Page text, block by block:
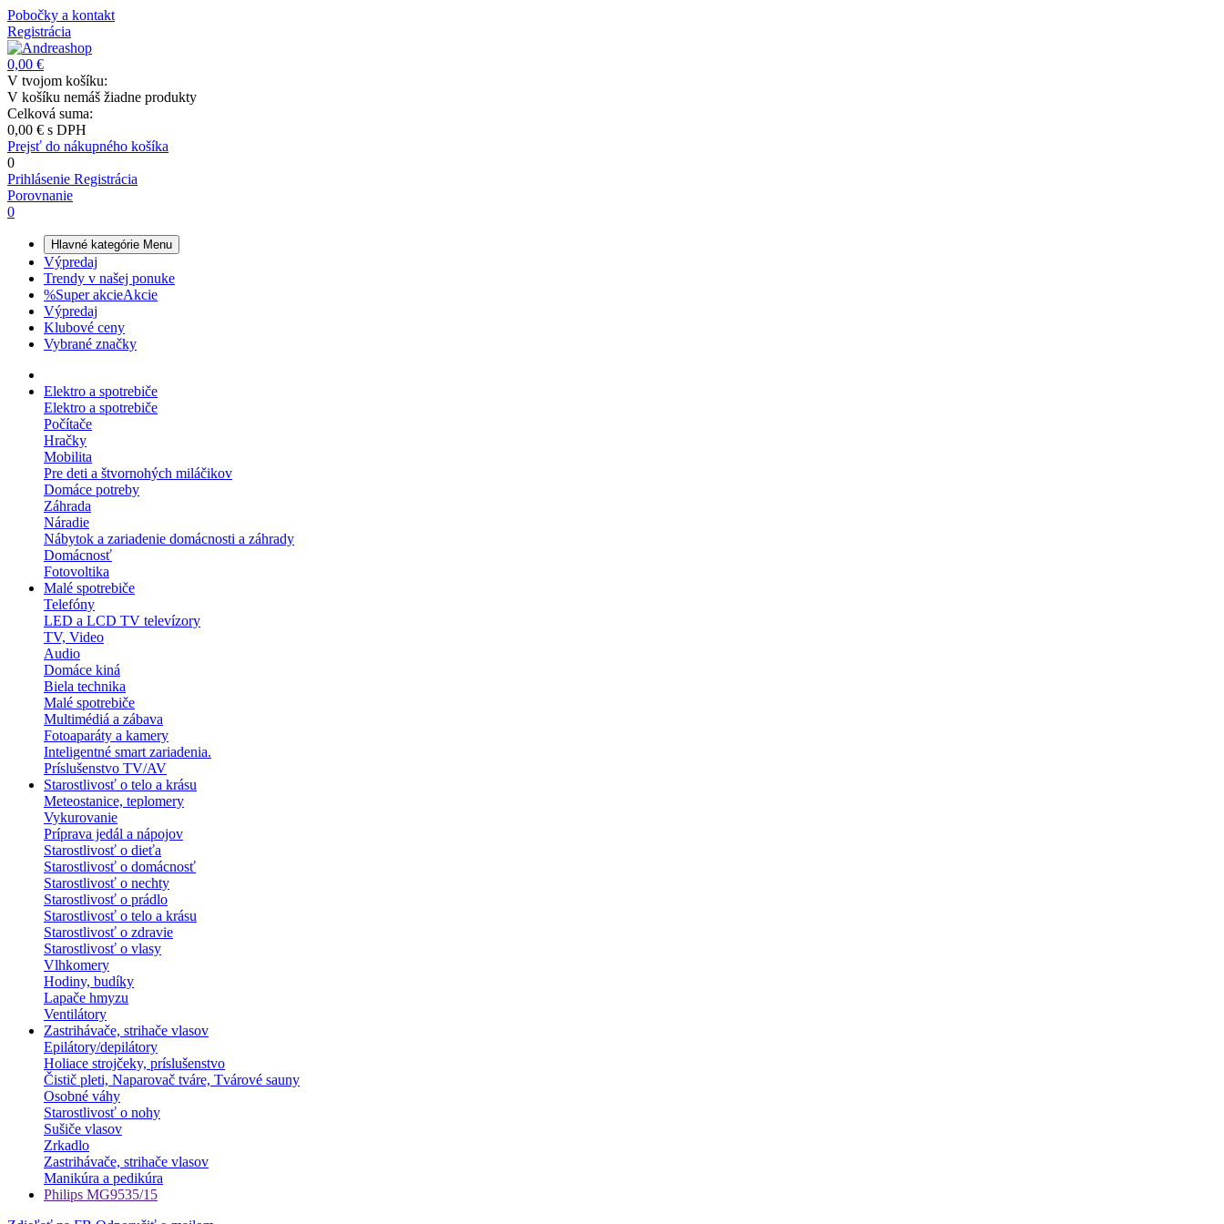
Pobočky a kontakt
Registrácia
0,00 €
V tvojom košíku:
V košíku nemáš žiadne produkty
Celková suma:
0,00 € s DPH
Prejsť do nákupného košíka
0
Prihlásenie Registrácia
Porovnanie
0
Hlavné kategórie Menu
Výpredaj
Trendy v našej ponuke
%Super akcieAkcie
Výpredaj
Klubové ceny
Vybrané značky
Elektro a spotrebiče
Elektro a spotrebiče
Počítače
Hračky
Mobilita
Pre deti a štvornohých miláčikov
Domáce potreby
Záhrada
Náradie
Nábytok a zariadenie domácnosti a záhrady
Domácnosť
Fotovoltika
Malé spotrebiče
Telefóny
LED a LCD TV televízory
TV, Video
Audio
Domáce kiná
Biela technika
Malé spotrebiče
Multimédiá a zábava
Fotoaparáty a kamery
Inteligentné smart zariadenia.
Príslušenstvo TV/AV
Starostlivosť o telo a krásu
Meteostanice, teplomery
Vykurovanie
Príprava jedál a nápojov
Starostlivosť o dieťa
Starostlivosť o domácnosť
Starostlivosť o nechty
Starostlivosť o prádlo
Starostlivosť o telo a krásu
Starostlivosť o zdravie
Starostlivosť o vlasy
Vlhkomery
Hodiny, budíky
Lapače hmyzu
Ventilátory
Zastrihávače, strihače vlasov
Epilátory/depilátory
Holiace strojčeky, príslušenstvo
Čistič pleti, Naparovač tváre, Tvárové sauny
Osobné váhy
Starostlivosť o nohy
Sušiče vlasov
Zrkadlo
Zastrihávače, strihače vlasov
Manikúra a pedikúra
Philips MG9535/15